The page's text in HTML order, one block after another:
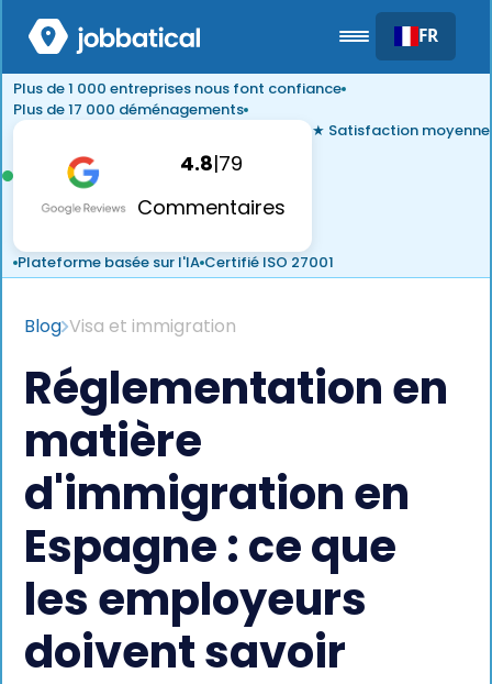
FR
Plus de 1 000 entreprises nous font confiance
Plus de 17 000 déménagements
4.8|79
Commentaires
★ Satisfaction moyenne
Plateforme basée sur l'IA Certifié ISO 27001
Blog Visa et immigration
Réglementation en
matière
d'immigration en
Espagne : ce que
les employeurs
doivent savoir